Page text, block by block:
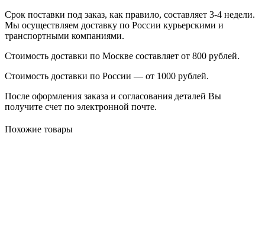
Срок поставки под заказ, как правило, составляет 3-4 недели.
Мы осуществляем доставку по России курьерскими и
транспортными компаниями.
Стоимость доставки по Москве составляет от 800 рублей.
Стоимость доставки по России — от 1000 рублей.
После оформления заказа и согласования деталей Вы
получите счет по электронной почте.
Похожие товары